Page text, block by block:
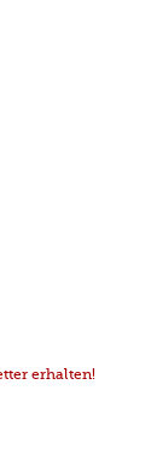
erhalten!